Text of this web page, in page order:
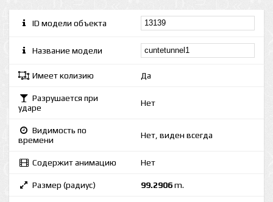
ID модели объекта
Название модели
Имеет колизию Да
Разрушается при
ударе
Нет
Видимость по
времени
Нет, виден всегда
Содержит анимацию Нет
Размер (радиус) 99.2906m.